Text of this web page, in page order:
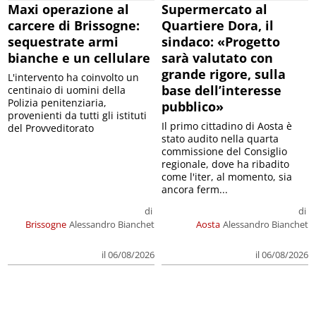
Maxi operazione al
carcere di Brissogne:
sequestrate armi
bianche e un cellulare
Brissogne
di
Alessandro Bianchet
il 06/08/2026
L'intervento ha coinvolto un
centinaio di uomini della
Polizia penitenziaria,
provenienti da tutti gli istituti
del Provveditorato
Supermercato al
Quartiere Dora, il
sindaco: «Progetto
sarà valutato con
grande rigore, sulla
base dell’interesse
pubblico»
Aosta
di
Alessandro Bianchet
il 06/08/2026
Il primo cittadino di Aosta è
stato audito nella quarta
commissione del Consiglio
regionale, dove ha ribadito
come l'iter, al momento, sia
ancora ferm...